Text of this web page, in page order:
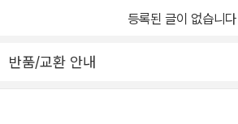
등록된 글이 없습니다
반품/교환 안내